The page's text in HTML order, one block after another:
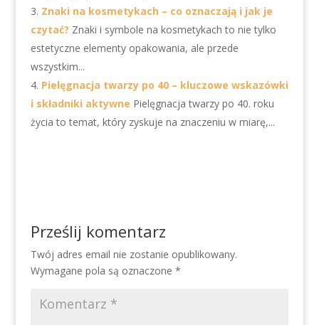
Znaki na kosmetykach – co oznaczają i jak je
czytać? Znaki i symbole na kosmetykach to nie tylko
estetyczne elementy opakowania, ale przede
wszystkim...
Pielęgnacja twarzy po 40 – kluczowe wskazówki
i składniki aktywne Pielęgnacja twarzy po 40. roku
życia to temat, który zyskuje na znaczeniu w miarę,...
Prześlij komentarz
Twój adres email nie zostanie opublikowany.
Wymagane pola są oznaczone *